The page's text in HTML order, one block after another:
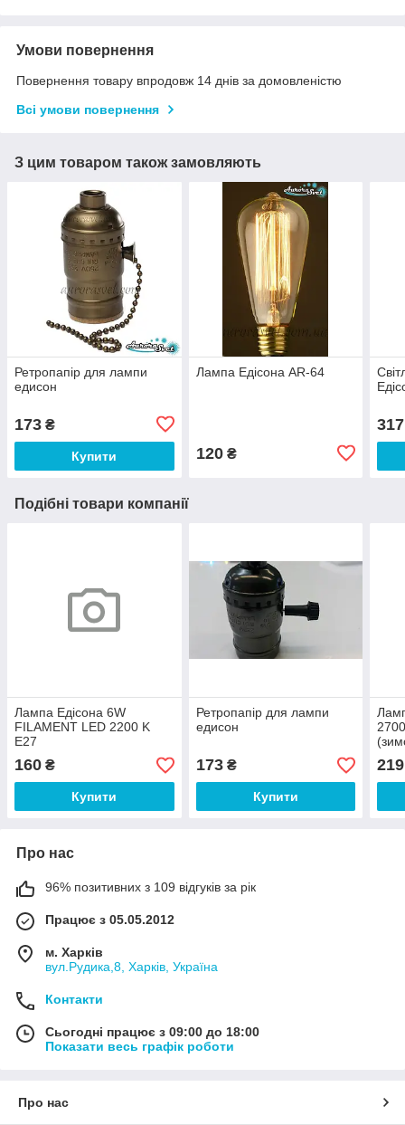
Умови повернення
Повернення товару впродовж 14 днів за домовленістю
Всі умови повернення
З цим товаром також замовляють
Ретропапір для лампи
едисон
173 ₴
Купити
Лампа Едісона AR-64
120₴
317
Подібні товари компанії
Лампа Едісона 6W
FILAMENT LED 2200 K
E27
160 ₴
Купити
Ретропапір для лампи
едисон
173₴
Купити
219
Про нас
96% позитивних з 109 відгуків за рік
Працює з 05.05.2012
м. Харків
вул.Рудика,8, Харків, Україна
Контакти
Сьогодні працює з 09:00 до 18:00
Показати весь графік роботи
Про нас